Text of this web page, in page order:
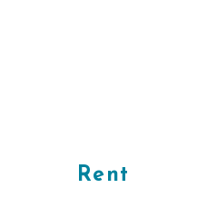
Rent